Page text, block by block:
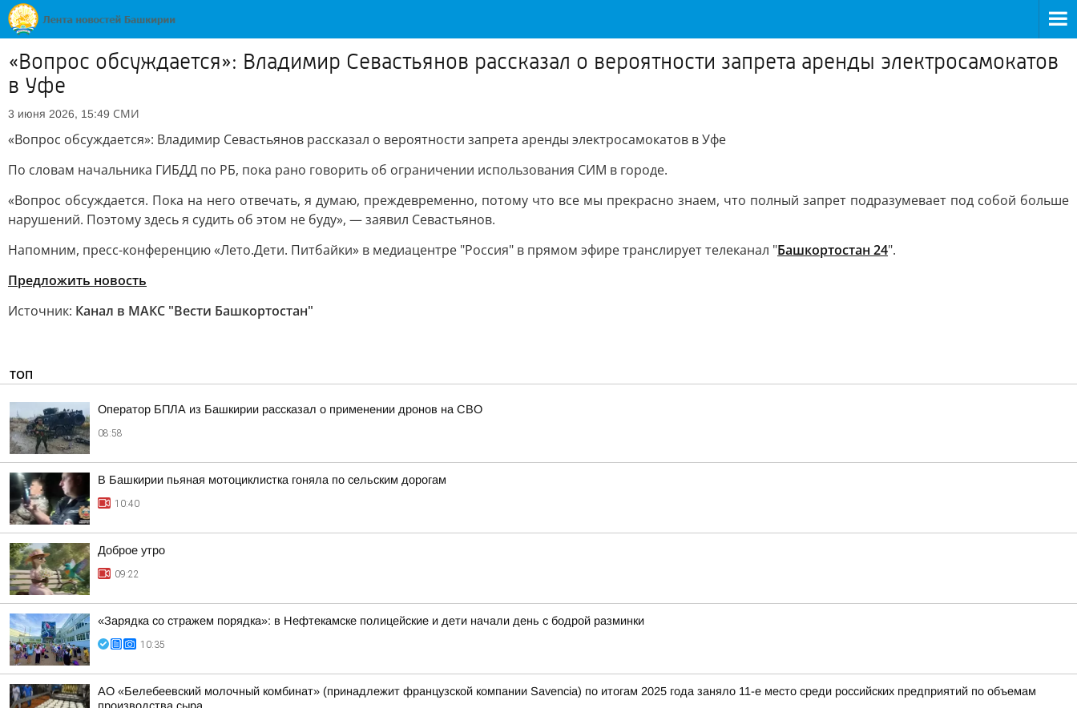
«Вопрос обсуждается»: Владимир Севастьянов рассказал о вероятности запрета аренды электросамокатов
в Уфе
3 июня 2026, 15:49 СМИ
«Вопрос обсуждается»: Владимир Севастьянов рассказал о вероятности запрета аренды электросамокатов в Уфе
По словам начальника ГИБДД по РБ, пока рано говорить об ограничении использования СИМ в городе.
«Вопрос обсуждается. Пока на него отвечать, я думаю, преждевременно, потому что все мы прекрасно знаем, что полный запрет подразумевает под собой больше
нарушений. Поэтому здесь я судить об этом не буду», — заявил Севастьянов.
Напомним, пресс-конференцию «Лето.Дети. Питбайки» в медиацентре "Россия" в прямом эфире транслирует телеканал "Башкортостан 24".
Предложить новость
Источник: Канал в МАКС "Вести Башкортостан"
ТОП
Оператор БПЛА из Башкирии рассказал о применении дронов на СВО
08:58
В Башкирии пьяная мотоциклистка гоняла по сельским дорогам
10:40
Доброе утро
09:22
«Зарядка со стражем порядка»: в Нефтекамске полицейские и дети начали день с бодрой разминки
10:35
АО «Белебеевский молочный комбинат» (принадлежит французской компании Savencia) по итогам 2025 года заняло 11-е место среди российских предприятий по объемам